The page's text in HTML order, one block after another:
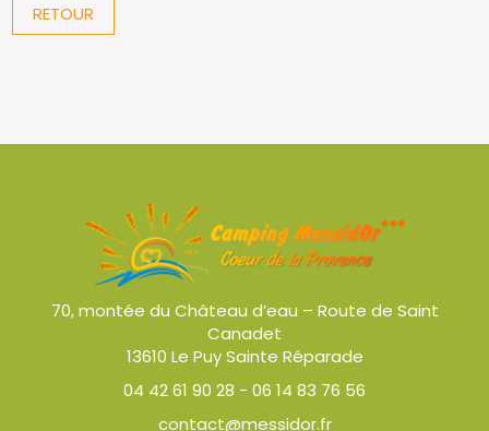
RETOUR
70, montée du Château d’eau – Route de Saint
Canadet
13610 Le Puy Sainte Réparade
04 42 61 90 28 - 06 14 83 76 56
contact@messidor.fr